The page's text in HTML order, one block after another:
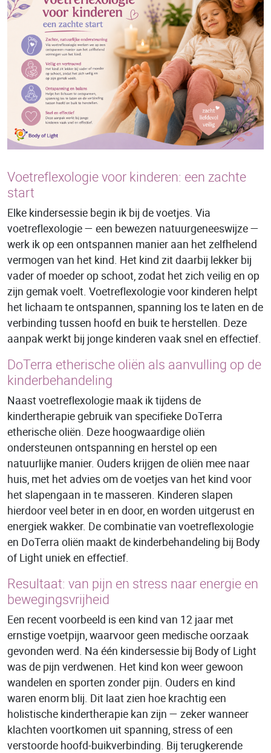
Voetreflexologie voor kinderen: een zachte
start
Elke kindersessie begin ik bij de voetjes. Via
voetreflexologie — een bewezen natuurgeneeswijze —
werk ik op een ontspannen manier aan het zelfhelend
vermogen van het kind. Het kind zit daarbij lekker bij
vader of moeder op schoot, zodat het zich veilig en op
zijn gemak voelt. Voetreflexologie voor kinderen helpt
het lichaam te ontspannen, spanning los te laten en de
verbinding tussen hoofd en buik te herstellen. Deze
aanpak werkt bij jonge kinderen vaak snel en effectief.
DoTerra etherische oliën als aanvulling op de
kinderbehandeling
Naast voetreflexologie maak ik tijdens de
kindertherapie gebruik van specifieke DoTerra
etherische oliën. Deze hoogwaardige oliën
ondersteunen ontspanning en herstel op een
natuurlijke manier. Ouders krijgen de oliën mee naar
huis, met het advies om de voetjes van het kind voor
het slapengaan in te masseren. Kinderen slapen
hierdoor veel beter in en door, en worden uitgerust en
energiek wakker. De combinatie van voetreflexologie
en DoTerra oliën maakt de kinderbehandeling bij Body
of Light uniek en effectief.
Resultaat: van pijn en stress naar energie en
bewegingsvrijheid
Een recent voorbeeld is een kind van 12 jaar met
ernstige voetpijn, waarvoor geen medische oorzaak
gevonden werd. Na één kindersessie bij Body of Light
was de pijn verdwenen. Het kind kon weer gewoon
wandelen en sporten zonder pijn. Ouders en kind
waren enorm blij. Dit laat zien hoe krachtig een
holistische kindertherapie kan zijn — zeker wanneer
klachten voortkomen uit spanning, stress of een
verstoorde hoofd-buikverbinding. Bij terugkerende